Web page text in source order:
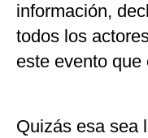
información,
todos los
este evento
Quizás esa sea